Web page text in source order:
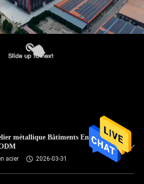
métallique Bâtiments Entrepôt
acier 2026-03-31